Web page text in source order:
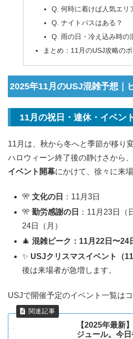
Q. 何時に着けば人気エリ
Q. ナイトパスはある？
Q. 雨の日・冷え込み時の
まとめ：11月のUSJ攻略の
2025年11月のUSJ混雑予想｜
11月の祝日・連休・イベン
11月は、秋から冬へと季節が移り
ハロウィーン終了後の静けさから、
イベント開幕にかけて、徐々に来
🎌文化の日
：11月3日
🎌勤労感謝の日 ：11月23日（
24日（月）
🎄混雑ピーク：11月22日〜24
✨ USJクリスマスイベント（
後は来場者が急増します。
USJで開催予定のイベント一覧は
【2025年最新
ジュール。今